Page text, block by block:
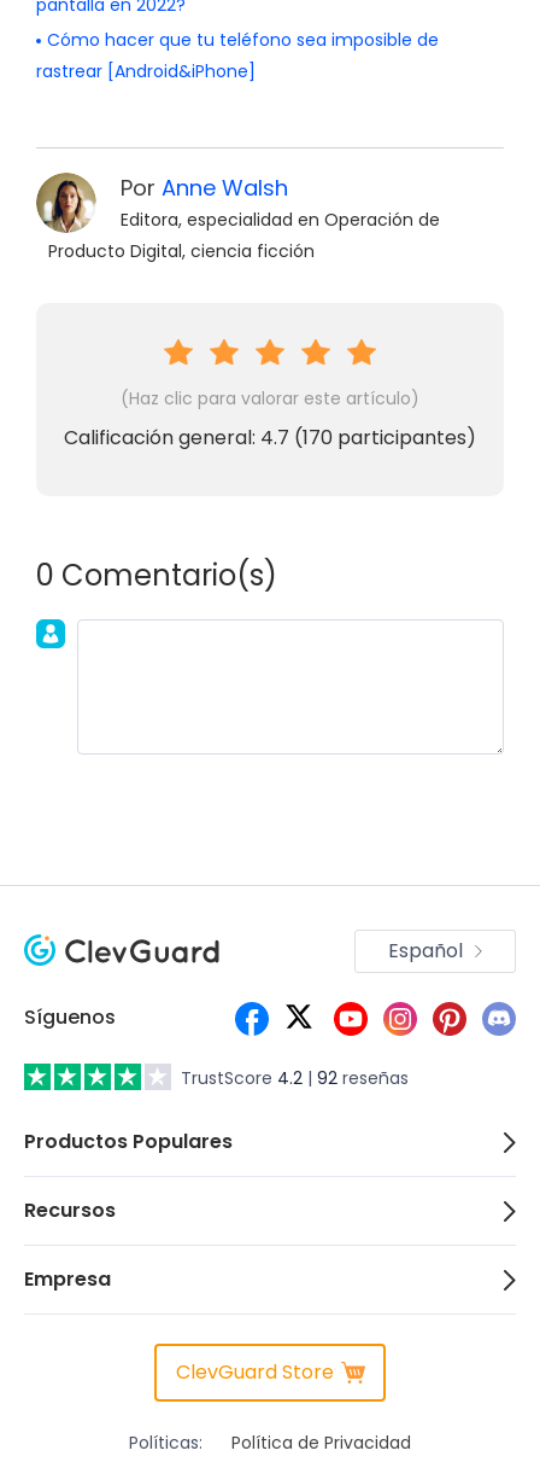
pantalla en 2022?
Cómo hacer que tu teléfono sea imposible de
rastrear [Android&iPhone]
Por Anne Walsh
Editora, especialidad en Operación de
Producto Digital, ciencia ficción
(Haz clic para valorar este artículo)
Calificación general: 4.7 (170 participantes)
0 Comentario(s)
TrustScore 4.2 | 92 reseñas
Síguenos
Español
Productos Populares
Recursos
Empresa
ClevGuard Store
Políticas: Política de Privacidad